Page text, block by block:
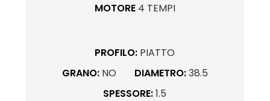
MOTORE 4 TEMPI
PROFILO: PIATTO
GRANO: NO DIAMETRO:38.5
SPESSORE:1.5